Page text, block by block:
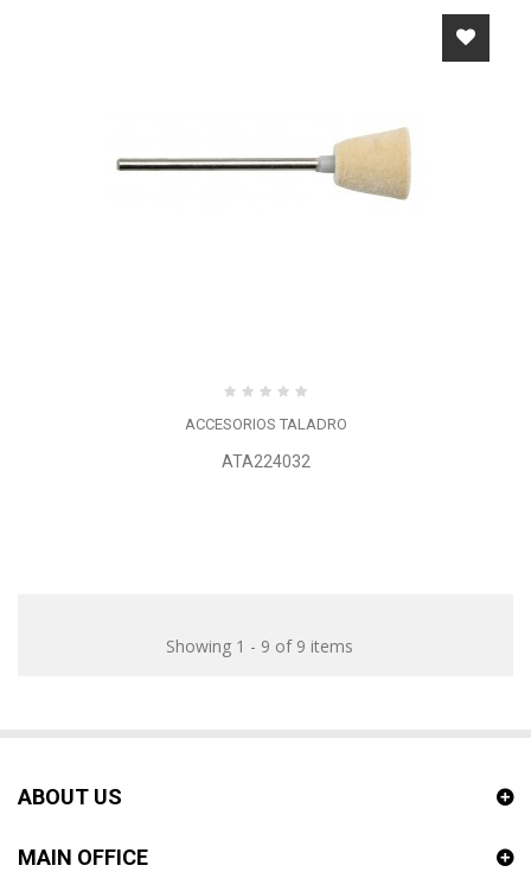
ACCESORIOS TALADRO
ATA224032
Showing 1 - 9 of 9 items
ABOUT US
MAIN OFFICE